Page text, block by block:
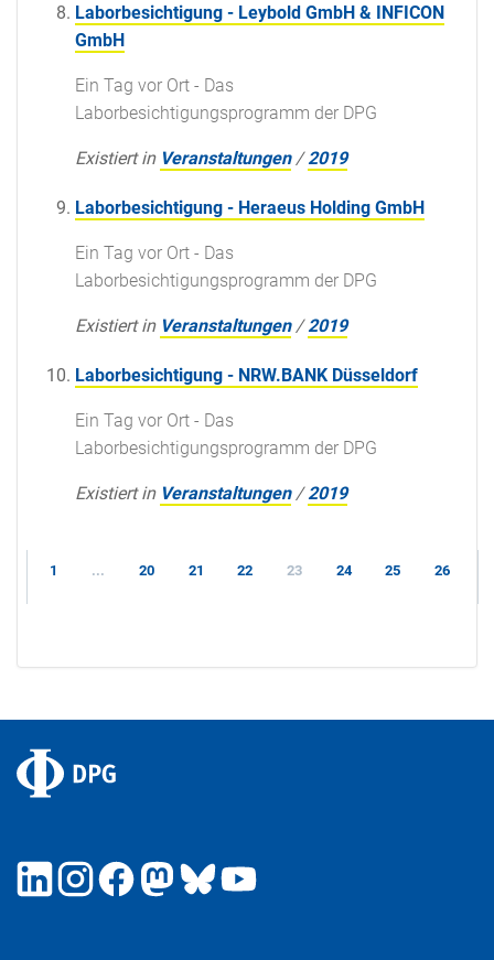
Laborbesichtigung - Leybold GmbH & INFICON
GmbH
Ein Tag vor Ort - Das
Laborbesichtigungsprogramm der DPG
Existiert in Veranstaltungen /2019
Laborbesichtigung - Heraeus Holding GmbH
Ein Tag vor Ort - Das
Laborbesichtigungsprogramm der DPG
Existiert in Veranstaltungen /2019
Laborbesichtigung - NRW.BANK Düsseldorf
Ein Tag vor Ort - Das
Laborbesichtigungsprogramm der DPG
Existiert in Veranstaltungen /2019
1 ... 20 21 22 23 24 25 26